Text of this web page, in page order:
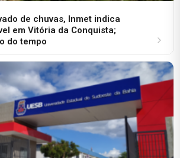
de chuvas, Inmet indica
em Vitória da Conquista;
do tempo